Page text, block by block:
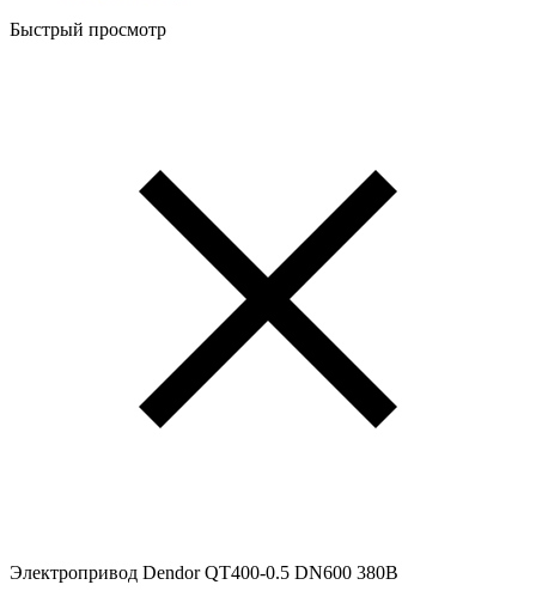
Быстрый просмотр
Электропривод Dendor QT400-0.5 DN600 380В